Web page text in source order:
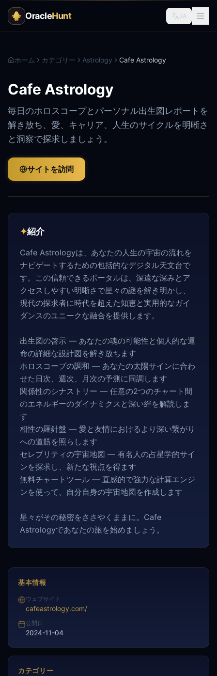
OracleHunt JA
ホーム カテゴリー Astrology Cafe Astrology
Cafe Astrology
毎日のホロスコープとパーソナル出生図レポートを
解き放ち、愛、キャリア、人生のサイクルを明晰さ
と洞察で探求しましょう。
サイトを訪問
✦紹介
Cafe Astrologyは、あなたの人生の宇宙の流れを
ナビゲートするための包括的なデジタル天文台で
す。この信頼できるポータルは、深遠な深みとア
クセスしやすい明晰さで星々の謎を解き明かし、
現代の探求者に時代を超えた知恵と実用的なガイ
ダンスのユニークな融合を提供します。
出生図の啓示 — あなたの魂の可能性と個人的な運
命の詳細な設計図を解き放ちます
ホロスコープの調和 — あなたの太陽サインに合わ
せた日次、週次、月次の予測に同調します
関係性のシナストリー — 任意の2つのチャート間
のエネルギーのダイナミクスと深い絆を解読しま
す
相性の羅針盤 — 愛と友情におけるより深い繋がり
への道筋を照らします
セレブリティの宇宙地図 — 有名人の占星学的サイ
ンを探求し、新たな視点を得ます
無料チャートツール — 直感的で強力な計算エンジ
ンを使って、自分自身の宇宙地図を作成します
星々がその秘密をささやくままに。Cafe
Astrologyであなたの旅を始めましょう。
基本情報
ウェブサイト
cafeastrology.com/
公開日
2024-11-04
カテゴリー